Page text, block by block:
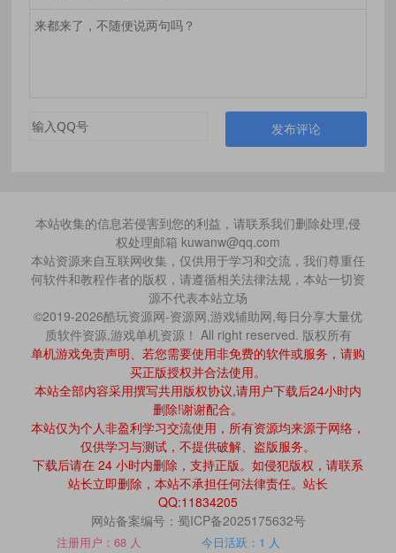
发布评论
本站收集的信息若侵害到您的利益，请联系我们删除处理,侵
权处理邮箱 kuwanw@qq.com
本站资源来自互联网收集，仅供用于学习和交流，我们尊重任
何软件和教程作者的版权，请遵循相关法律法规，本站一切资
源不代表本站立场
©2019-2026酷玩资源网-资源网,游戏辅助网,每日分享大量优
质软件资源,游戏单机资源！ All right reserved. 版权所有
单机游戏免责声明、若您需要使用非免费的软件或服务，请购
买正版授权并合法使用。
本站全部内容采用撰写共用版权协议,请用户下载后24小时内
删除!谢谢配合。
本站仅为个人非盈利学习交流使用，所有资源均来源于网络，
仅供学习与测试，不提供破解、盗版服务。
下载后请在 24 小时内删除，支持正版。如侵犯版权，请联系
站长立即删除，本站不承担任何法律责任。站长
QQ:11834205
网站备案编号：蜀ICP备2025175632号
注册用户：68 人 今日活跃：1 人